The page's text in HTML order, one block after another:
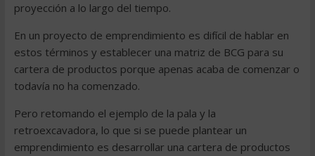
proyección a lo largo del tiempo.
En un proyecto de emprendimiento es difícil de hablar en
estos términos y establecer una matriz de BCG para su
cartera de productos porque apenas acaba de comenzar o
todavía no ha comenzado.
Pero retomando el ejemplo de la pala y la
retroexcavadora, lo que si se puede plantear un
emprendimiento es desarrollar una cartera de productos